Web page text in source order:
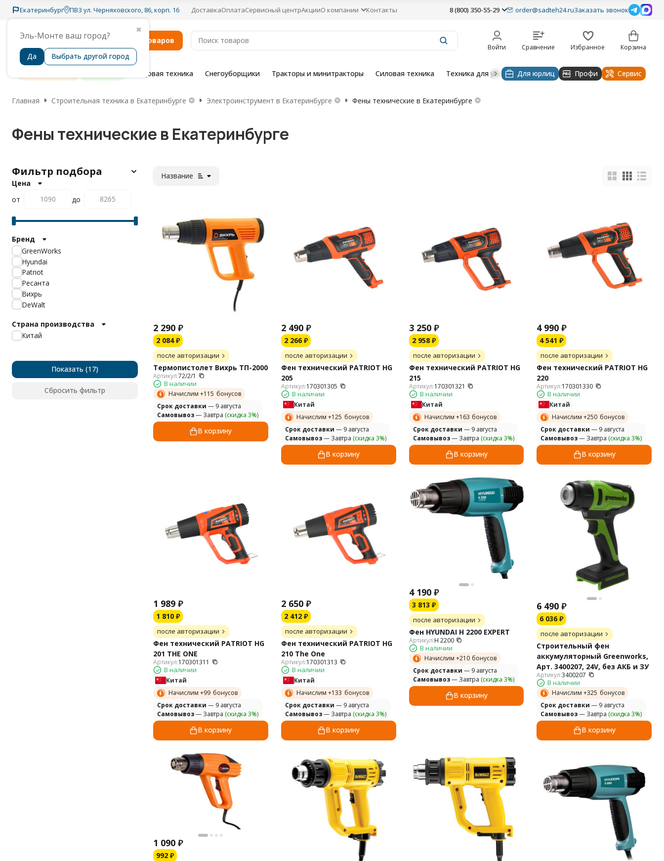
Екатеринбург
✖
Эль-Монте ваш город?
Да Выбрать другой город
ПВЗ ул. Черняховского, 86, корп. 16 ДоставкаОплатаСервисный центрАкцииО компании Контакты 8 (800) 350-55-29 order@sadteh24.ruЗаказать звонок
Каталог товаров
Войти Сравнение Избранное Корзина
Садовая техника Снегоуборщики Тракторы и минитракторы Силовая техника Техника для уборки Строительная техника
Для юрлиц Профи Сервис
Главная Строительная техника в Екатеринбурге Электроинструмент в Екатеринбурге Фены технические в Екатеринбурге
Фены технические в Екатеринбурге
Название
2 290 ₽
2 084 ₽
после авторизации
Термопистолет Вихрь ТП-2000
Артикул:72/2/1
В наличии
Начислим +115 бонусов
Cрок доставки — 9 августа
Самовывоз— Завтра (скидка 3%)
В корзину
2 490 ₽
2 266 ₽
после авторизации
Фен технический PATRIOT HG
205
Артикул:170301305
В наличии
Китай
Начислим +125 бонусов
Cрок доставки — 9 августа
Самовывоз— Завтра (скидка 3%)
В корзину
3 250 ₽
2 958 ₽
после авторизации
Фен технический PATRIOT HG
215
Артикул:170301321
В наличии
Китай
Начислим +163 бонусов
Cрок доставки — 9 августа
Самовывоз— Завтра (скидка 3%)
В корзину
4 990 ₽
4 541 ₽
после авторизации
Фен технический PATRIOT HG
220
Артикул:170301330
В наличии
Китай
Начислим +250 бонусов
Cрок доставки — 9 августа
Самовывоз— Завтра (скидка 3%)
В корзину
1 989 ₽
1 810 ₽
после авторизации
Фен технический PATRIOT HG
201 THE ONE
Артикул:170301311
В наличии
Китай
Начислим +99 бонусов
Cрок доставки — 9 августа
Самовывоз— Завтра (скидка 3%)
В корзину
2 650 ₽
2 412 ₽
после авторизации
Фен технический PATRIOT HG
210 The One
Артикул:170301313
В наличии
Китай
Начислим +133 бонусов
Cрок доставки — 9 августа
Самовывоз— Завтра (скидка 3%)
В корзину
4 190 ₽
3 813 ₽
после авторизации
Фен HYUNDAI H 2200 EXPERT
Артикул:H 2200
В наличии
Начислим +210 бонусов
Cрок доставки — 9 августа
Самовывоз— Завтра (скидка 3%)
В корзину
6 490 ₽
6 036 ₽
после авторизации
Строительный фен
аккумуляторный Greenworks,
Арт. 3400207, 24V, без АКБ и ЗУ
Артикул:3400207
В наличии
Начислим +325 бонусов
Cрок доставки — 9 августа
Самовывоз— Завтра (скидка 3%)
В корзину
1 090 ₽
992 ₽
Фильтр подбора
Цена
от
до
Бренд
GreenWorks
Hyundai
Patriot
Ресанта
Вихрь
DeWalt
Страна производства
Китай
Показать
Сбросить фильтр